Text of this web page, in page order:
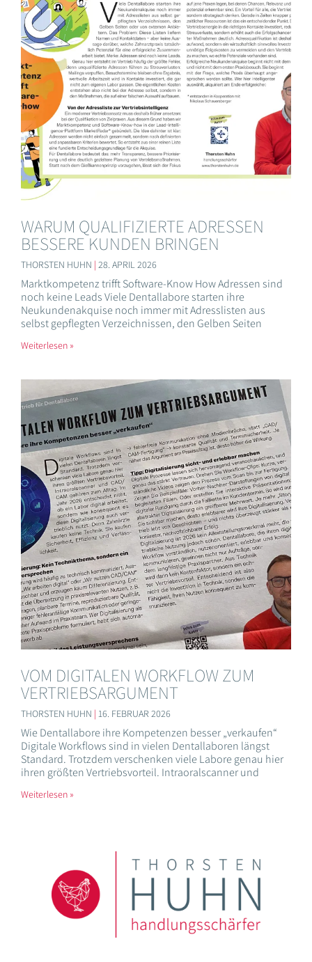
WARUM QUALIFIZIERTE ADRESSEN
BESSERE KUNDEN BRINGEN
THORSTEN HUHN 28. APRIL 2026
Marktkompetenz trifft Software-Know How Adressen sind
noch keine Leads Viele Dentallabore starten ihre
Neukundenakquise noch immer mit Adresslisten aus
selbst gepflegten Verzeichnissen, den Gelben Seiten
Weiterlesen »
VOM DIGITALEN WORKFLOW ZUM
VERTRIEBSARGUMENT
THORSTEN HUHN 16. FEBRUAR 2026
Wie Dentallabore ihre Kompetenzen besser „verkaufen“
Digitale Workflows sind in vielen Dentallaboren längst
Standard. Trotzdem verschenken viele Labore genau hier
ihren größten Vertriebsvorteil. Intraoralscanner und
Weiterlesen »